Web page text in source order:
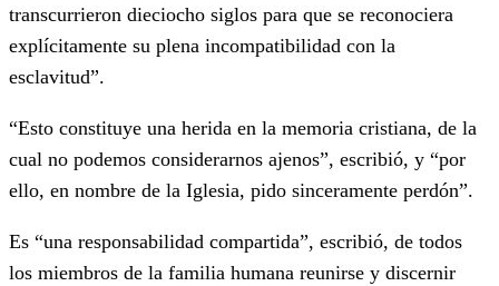
transcurrieron dieciocho siglos para que se reconociera
explícitamente su plena incompatibilidad con la
esclavitud”.
“Esto constituye una herida en la memoria cristiana, de la
cual no podemos considerarnos ajenos”, escribió, y “por
ello, en nombre de la Iglesia, pido sinceramente perdón”.
Es “una responsabilidad compartida”, escribió, de todos
los miembros de la familia humana reunirse y discernir